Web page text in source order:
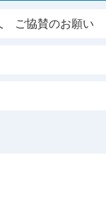
ご協賛のお願い